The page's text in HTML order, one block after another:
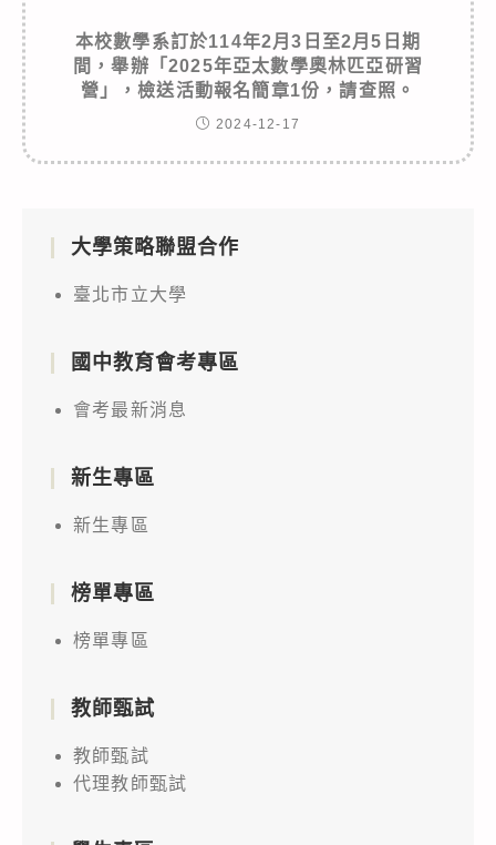
本校數學系訂於114年2月3日至2月5日期
間，舉辦「2025年亞太數學奧林匹亞研習
營」，檢送活動報名簡章1份，請查照。
2024-12-17
大學策略聯盟合作
臺北市立大學
國中教育會考專區
會考最新消息
新生專區
新生專區
榜單專區
榜單專區
教師甄試
教師甄試
代理教師甄試